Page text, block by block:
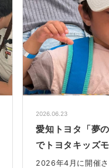
2026.06.23
愛知トヨタ「夢
でトヨタキッズ
実施しました！
2026年4月に開催